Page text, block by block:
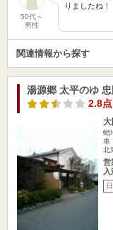
50代～
男性
りましたね
関連情報から探す
湯源郷 太平のゆ
2.8点
大
蛸
車
北
営